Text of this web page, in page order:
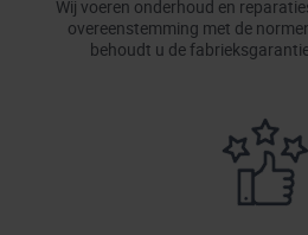
Wij voeren onderhoud en
overeenstemming met de
behoudt u de